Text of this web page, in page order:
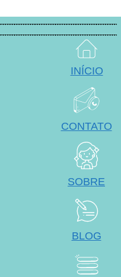
INÍCIO
CONTATO
SOBRE
BLOG